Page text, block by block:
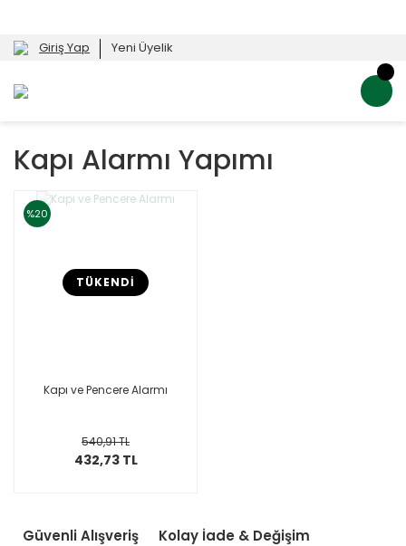
Giriş Yap Yeni Üyelik
Kapı Alarmı Yapımı
%20
TÜKENDİ
Kapı ve Pencere Alarmı
540,91 TL
432,73 TL
Güvenli Alışveriş Kolay İade & Değişim